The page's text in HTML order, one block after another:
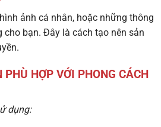
ảnh cá nhân, hoặc những thông
cho bạn. Đây là cách tạo nên sản
HỢP VỚI PHONG CÁCH
dụng: